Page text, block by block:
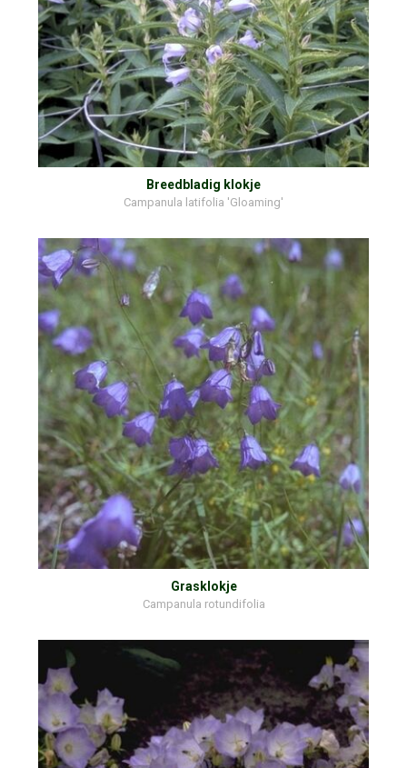
Breedbladig klokje
Campanula latifolia 'Gloaming'
Grasklokje
Campanula rotundifolia